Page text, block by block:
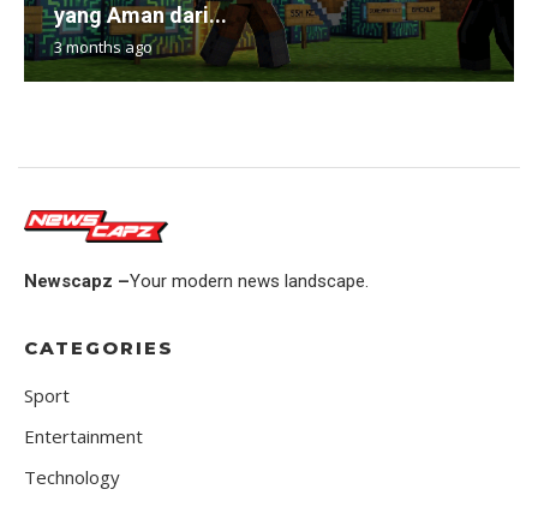
yang Aman dari...
3 months ago
Newscapz –Your modern news landscape.
CATEGORIES
Sport
Entertainment
Technology